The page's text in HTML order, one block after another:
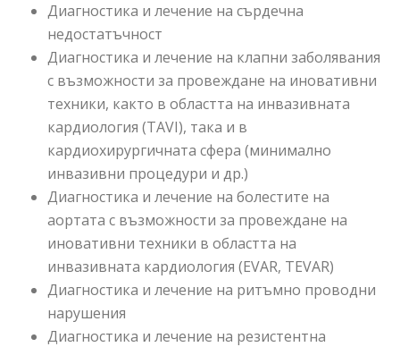
Диагностика и лечение на сърдечна
недостатъчност
Диагностика и лечение на клапни заболявания
с възможности за провеждане на иновативни
техники, както в областта на инвазивната
кардиология (TAVI), така и в
кардиохирургичната сфера (минимално
инвазивни процедури и др.)
Диагностика и лечение на болестите на
аортата с възможности за провеждане на
иновативни техники в областта на
инвазивната кардиология (EVAR, TEVAR)
Диагностика и лечение на ритъмно проводни
нарушения
Диагностика и лечение на резистентна